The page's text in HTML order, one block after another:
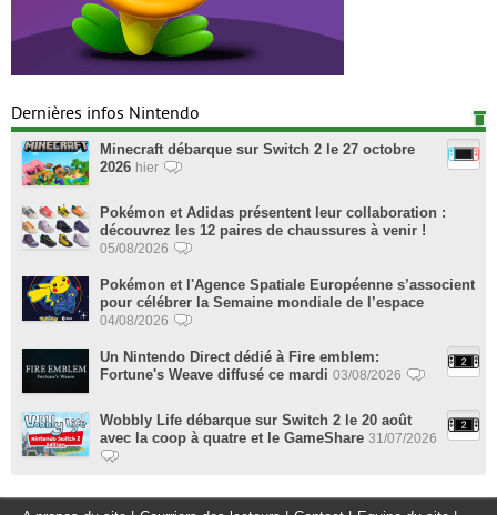
Dernières infos Nintendo
Minecraft débarque sur Switch 2 le 27 octobre
2026 hier
Pokémon et Adidas présentent leur collaboration :
découvrez les 12 paires de chaussures à venir !
05/08/2026
Pokémon et l'Agence Spatiale Européenne s’associent
pour célébrer la Semaine mondiale de l’espace
04/08/2026
Un Nintendo Direct dédié à Fire emblem:
Fortune's Weave diffusé ce mardi 03/08/2026
Wobbly Life débarque sur Switch 2 le 20 août
avec la coop à quatre et le GameShare 31/07/2026